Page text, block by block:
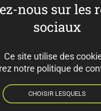
nous sur les
sociaux
Ce site utilise des
notre politique de
CHOISIR LESQUELS